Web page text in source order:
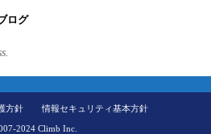
ログ
方針 情報セキュリティ基本方針
2024 Climb Inc.